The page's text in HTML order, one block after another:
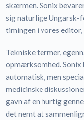
skærmen. Sonix
sig naturlige Ungarsk-
timingen i vores
Tekniske termer,
opmærksomhed.
automatisk, men
medicinske
gavn af en hurtig
det nemt at